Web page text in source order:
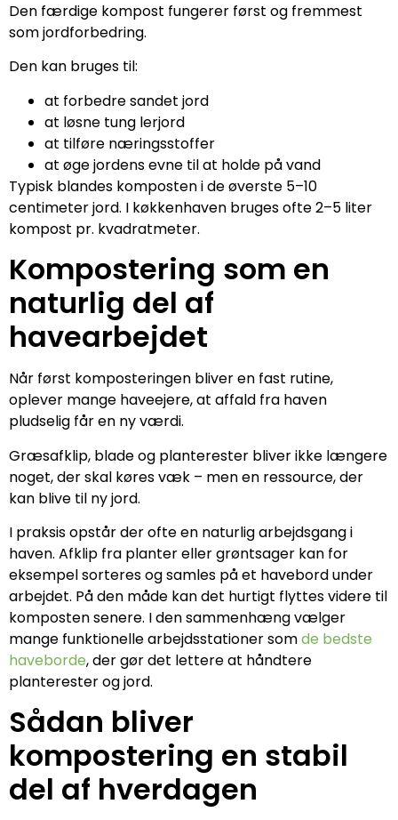
Den færdige kompost fungerer først og fremmest
som jordforbedring.
Den kan bruges til:
at forbedre sandet jord
at løsne tung lerjord
at tilføre næringsstoffer
at øge jordens evne til at holde på vand
Typisk blandes komposten i de øverste 5–10
centimeter jord. I køkkenhaven bruges ofte 2–5 liter
kompost pr. kvadratmeter.
Kompostering som en
naturlig del af
havearbejdet
Når først komposteringen bliver en fast rutine,
oplever mange haveejere, at affald fra haven
pludselig får en ny værdi.
Græsafklip, blade og planterester bliver ikke længere
noget, der skal køres væk – men en ressource, der
kan blive til ny jord.
I praksis opstår der ofte en naturlig arbejdsgang i
haven. Afklip fra planter eller grøntsager kan for
eksempel sorteres og samles på et havebord under
arbejdet. På den måde kan det hurtigt flyttes videre til
komposten senere. I den sammenhæng vælger
mange funktionelle arbejdsstationer somde bedste
haveborde, der gør det lettere at håndtere
planterester og jord.
Sådan bliver
kompostering en stabil
del af hverdagen